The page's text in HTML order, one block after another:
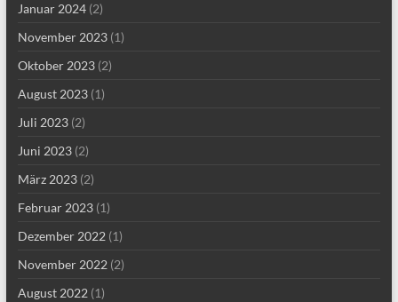
Januar 2024(2)
November 2023(1)
Oktober 2023(2)
August 2023(1)
Juli 2023(2)
Juni 2023(2)
März 2023(2)
Februar 2023(1)
Dezember 2022(1)
November 2022(2)
August 2022(1)